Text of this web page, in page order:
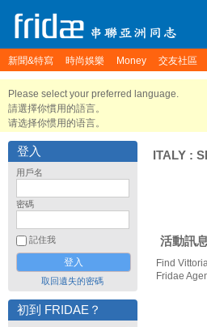
新聞&特寫 時尚娛樂 Money 交友社區
Please select your preferred language.
請選擇你慣用的語言。
请选择你惯用的语言。
登入
用戶名
密碼
記住我
取回遺失的密碼
初到 FRIDAE？
ITALY :
活動訊息
Find
Fridae